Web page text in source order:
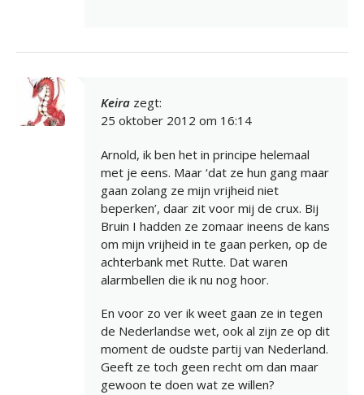
Keira zegt:
25 oktober 2012 om 16:14
Arnold, ik ben het in principe helemaal
met je eens. Maar ‘dat ze hun gang maar
gaan zolang ze mijn vrijheid niet
beperken’, daar zit voor mij de crux. Bij
Bruin I hadden ze zomaar ineens de kans
om mijn vrijheid in te gaan perken, op de
achterbank met Rutte. Dat waren
alarmbellen die ik nu nog hoor.
En voor zo ver ik weet gaan ze in tegen
de Nederlandse wet, ook al zijn ze op dit
moment de oudste partij van Nederland.
Geeft ze toch geen recht om dan maar
gewoon te doen wat ze willen?